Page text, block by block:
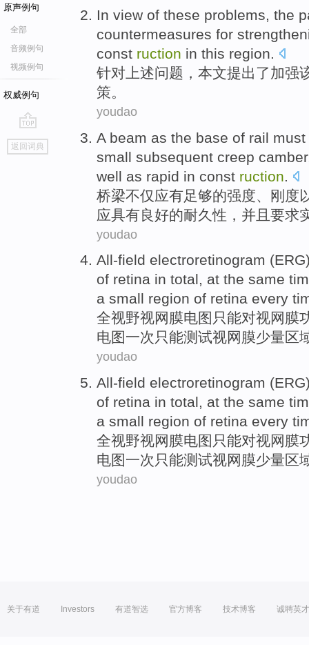
原声例句
全部
音频例句
视频例句
权威例句
go
top
返回词典
In view of these problems, the
countermeasures for
const ruction in this region.
针对 上述问题 ， 本文提出了加强
策。
youdao
A beam as the base of rail must
small subsequent creep
well as rapid in const ruction
桥梁不仅应有足够的强度
刚度
应具有良好的耐久性 ，并且要求
youdao
All-field electroretinogram (ERG
of retina in total, at the same
a small region of retina every
全视野视网膜电图 只能对视网膜
电图一次 只能测试视网膜少量区
youdao
All-field electroretinogram (ERG
of retina in total, at the same
a small region of retina every
全视野视网膜电图 只能对视网膜
电图一次 只能测试视网膜少量区
youdao
关于有道 Investors 有道智选 官方博客 技术博客 诚聘英才